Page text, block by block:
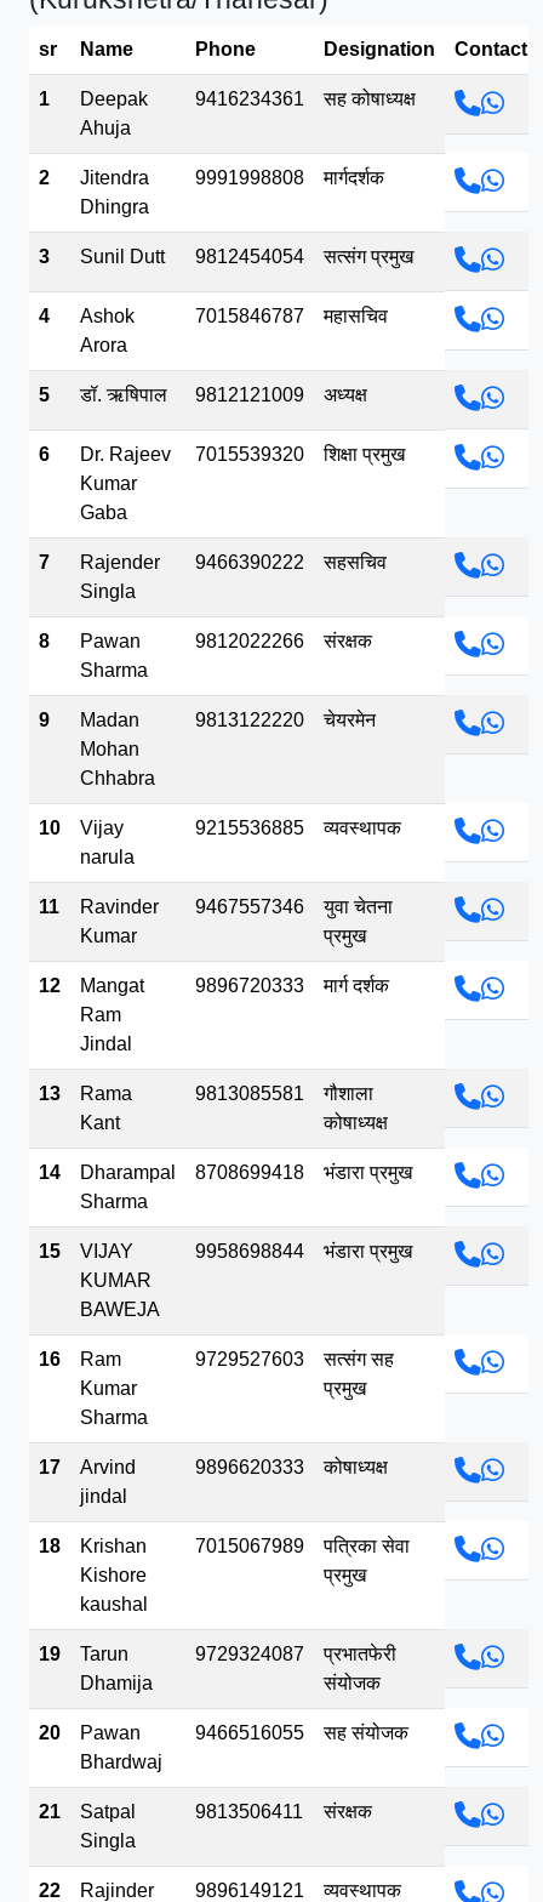
sr Name Phone Designation Contact
1
Deepak
Ahuja
9416234361 सह कोषाध्यक्ष
2
Jitendra
Dhingra
9991998808 मार्गदर्शक
3 Sunil Dutt 9812454054 सत्संग प्रमुख
4
Ashok
Arora
7015846787 महासचिव
5 डॉ. ऋषिपाल 9812121009 अध्यक्ष
6
Dr. Rajeev
Kumar
Gaba
7015539320 शिक्षा प्रमुख
7
Rajender
Singla
9466390222 सहसचिव
8
Pawan
Sharma
9812022266 संरक्षक
9
Madan
Mohan
Chhabra
9813122220 चेयरमेन
10
Vijay
narula
9215536885 व्यवस्थापक
11
Ravinder
Kumar
9467557346
युवा चेतना
प्रमुख
12
Mangat
Ram
Jindal
9896720333 मार्ग दर्शक
13
Rama
Kant
9813085581
गौशाला
कोषाध्यक्ष
14
Dharampal
Sharma
8708699418 भंडारा प्रमुख
15
VIJAY
KUMAR
BAWEJA
9958698844 भंडारा प्रमुख
16
Ram
Kumar
Sharma
9729527603
सत्संग सह
प्रमुख
17
Arvind
jindal
9896620333 कोषाध्यक्ष
18
Krishan
Kishore
kaushal
7015067989
पत्रिका सेवा
प्रमुख
19
Tarun
Dhamija
9729324087
प्रभातफेरी
संयोजक
20
Pawan
Bhardwaj
9466516055 सह संयोजक
21
Satpal
Singla
9813506411 संरक्षक
22
Rajinder
9896149121 व्यवस्थापक